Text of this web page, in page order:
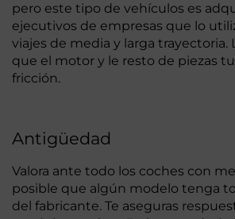
pero este tipo de vehículos es
ejecutivos de empresas que lo
viajes de media y larga trayectoria.
que el motor y le resto de piezas
fricción.
Antigüedad
Valora ante todo los coches con
posible que algún modelo tenga
del fabricante. Te aseguras